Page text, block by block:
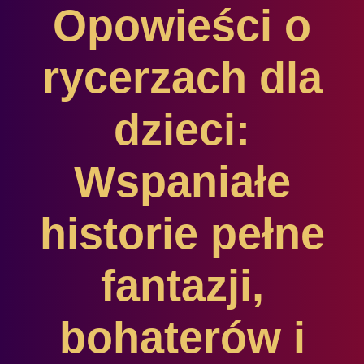
Opowieści o
rycerzach dla
dzieci:
Wspaniałe
historie pełne
fantazji,
bohaterów i